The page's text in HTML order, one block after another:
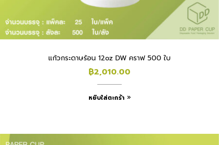
แก้วกระดาษร้อน 12oz DW คราฟ 500 ใบ
฿2,010.00
หยิบใส่ตะกร้า